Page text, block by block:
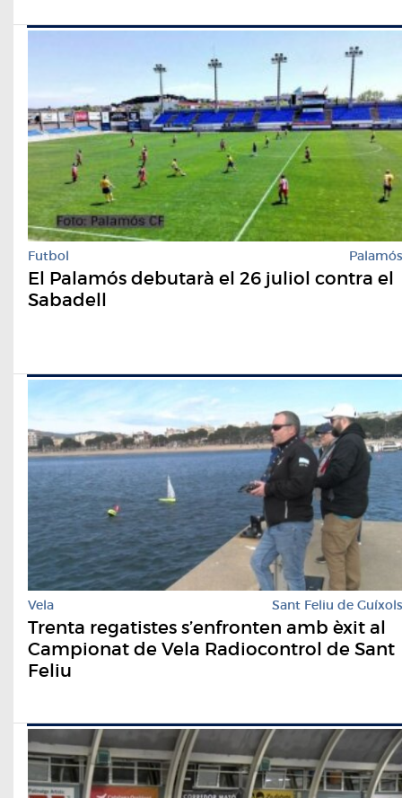
Futbol Palamós
El Palamós debutarà el 26 juliol contra el
Sabadell
Vela Sant Feliu de Guíxols
Trenta regatistes s’enfronten amb èxit al
Campionat de Vela Radiocontrol de Sant
Feliu